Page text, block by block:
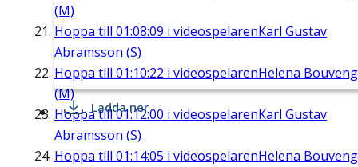
(M)
Hoppa till 01:08:09 i videospelarenKarl Gustav
Abramsson (S)
Hoppa till 01:10:22 i videospelarenHelena Bouveng
(M)
Hoppa till01:12:00 i videospelarenKarl Gustav
Abramsson (S)
Hoppa till 01:14:05 i videospelarenHelena Bouveng
Ladda ner